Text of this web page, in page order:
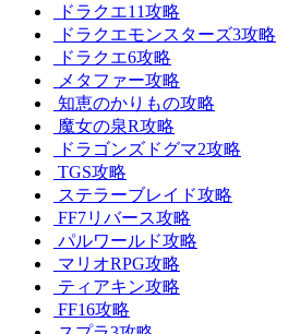
ドラクエ11攻略
ドラクエモンスターズ3攻略
ドラクエ6攻略
メタファー攻略
知恵のかりもの攻略
魔女の泉R攻略
ドラゴンズドグマ2攻略
TGS攻略
ステラーブレイド攻略
FF7リバース攻略
パルワールド攻略
マリオRPG攻略
ティアキン攻略
FF16攻略